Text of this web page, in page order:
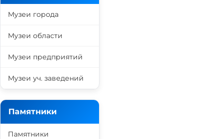
Музеи города
Музеи области
Музеи предприятий
Музеи уч. заведений
Памятники
Памятники